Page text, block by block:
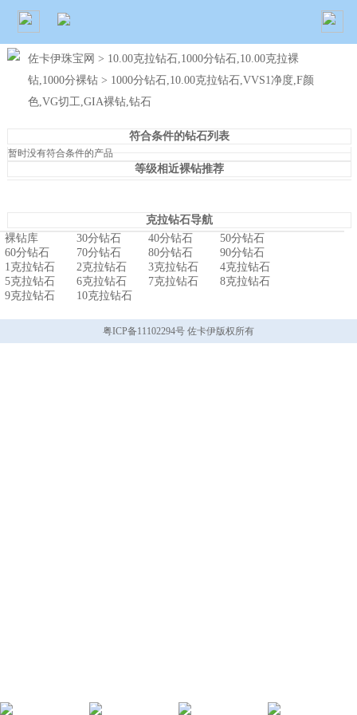
佐卡伊珠宝网 > 10.00克拉钻石,1000分钻石,10.00克拉裸
钻,1000分裸钻 > 1000分钻石,10.00克拉钻石,VVS1净度,F颜
色,VG切工,GIA裸钻,钻石
符合条件的钻石列表
暂时没有符合条件的产品
等级相近裸钻推荐
克拉钻石导航
裸钻库
30分钻石 40分钻石
50分钻石
60分钻石
70分钻石 80分钻石
90分钻石
1克拉钻石
2克拉钻石 3克拉钻石
4克拉钻石
5克拉钻石
6克拉钻石 7克拉钻石
8克拉钻石
9克拉钻石
10克拉钻石
粤ICP备11102294号 佐卡伊版权所有